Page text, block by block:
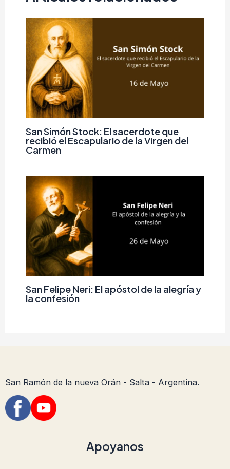
San Simón Stock: El sacerdote que
recibió el Escapulario de la Virgen del
Carmen
San Felipe Neri: El apóstol de la alegría y
la confesión
San Ramón de la nueva Orán - Salta - Argentina.
Apoyanos